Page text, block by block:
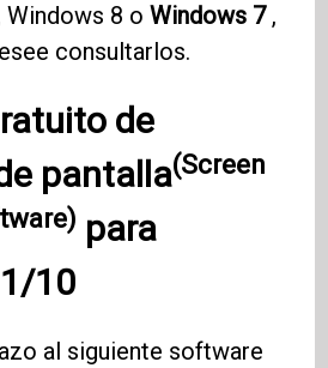
Windows 8 oWindows 7,
consultarlos.
de
pantalla(Screen
para
10
al siguiente software